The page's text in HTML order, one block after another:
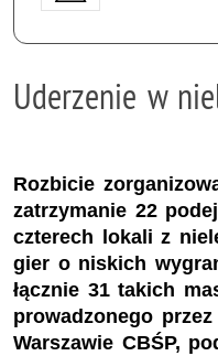
Uderzenie w
Rozbicie
zatrzymanie 22
czterech lokali z
gier o niskich
łącznie 31 takich
prowadzonego
Warszawie CBŚP,